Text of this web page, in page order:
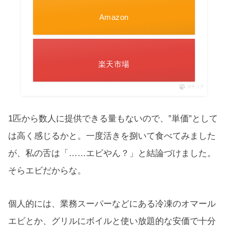
Amazon
楽天市場
ポチップ
1匹から数人に提供できる量もないので、”単価”として
は高く感じるかと。一度活きを捌いて食べてみました
が、私の舌は「……エビやん？」と結論づけました。
そらエビだからな。
個人的には、業務スーパーなどにある冷凍のオマール
エビとか、グリルにボイルと使い放題的な安価で十分